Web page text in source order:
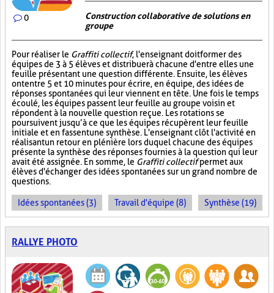
0
Construction collaborative de solutions en
groupe
Pour réaliser le Graffiti collectif, l'enseignant doit former des
équipes de 3 à 5 élèves et distribuer à chacune d'entre elles une
feuille présentant une question différente. Ensuite, les élèves
ont entre 5 et 10 minutes pour écrire, en équipe, des idées de
réponses spontanées qui leur viennent en tête. Une fois le temps
écoulé, les équipes passent leur feuille au groupe voisin et
répondent à la nouvelle question reçue. Les rotations se
poursuivent jusqu’à ce que les équipes récupèrent leur feuille
initiale et en fassent une synthèse. L'enseignant clôt l'activité en
réalisant un retour en plénière lors duquel chacune des équipes
présente la synthèse des réponses fournies à la question qui leur
avait été assignée. En somme, le Graffiti collectifpermet aux
élèves d'échanger des idées spontanées sur un grand nombre de
questions.
Idées spontanées (3) Travail d'équipe (8) Synthèse (19)
RALLYE PHOTO